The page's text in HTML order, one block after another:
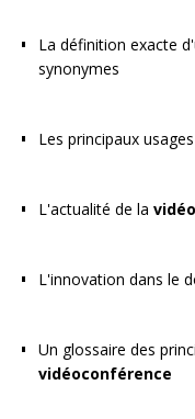
La définition exacte
synonymes
Les principaux
L'actualité de la
L'innovation dans le
Un glossaire des
vidéoconférence